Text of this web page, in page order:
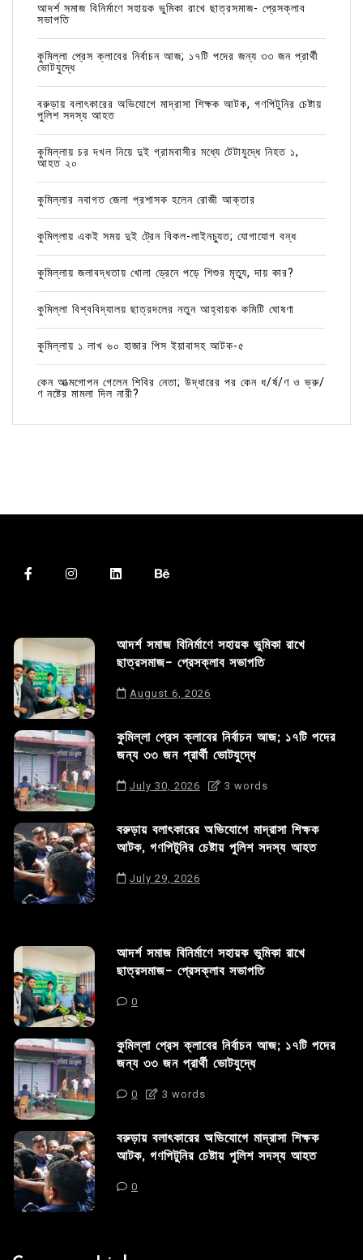
আদর্শ সমাজ বিনির্মাণে সহায়ক ভুমিকা রাখে ছাত্রসমাজ- প্রেসক্লাব
সভাপতি
কুমিল্লা প্রেস ক্লাবের নির্বাচন আজ; ১৭টি পদের জন্য ৩৩ জন প্রার্থী
ভোটযুদ্ধে
বরুড়ায় বলাৎকারের অভিযোগে মাদ্রাসা শিক্ষক আটক, গণপিটুনির চেষ্টায়
পুলিশ সদস্য আহত
কুমিল্লায় চর দখল নিয়ে দুই গ্রামবাসীর মধ্যে টেটাযুদ্ধে নিহত ১,
আহত ২০
কুমিল্লার নবাগত জেলা প্রশাসক হলেন রোজী আক্তার
কুমিল্লায় একই সময় দুই ট্রেন বিকল-লাইনচ্যুত; যোগাযোগ বন্ধ
কুমিল্লায় জলাবদ্ধতায় খোলা ড্রেনে পড়ে শিশুর মৃত্যু, দায় কার?
কুমিল্লা বিশ্ববিদ্যালয় ছাত্রদলের নতুন আহ্বায়ক কমিটি ঘোষণা
কুমিল্লায় ১ লাখ ৬০ হাজার পিস ইয়াবাসহ আটক-৫
কেন আত্মগোপন গেলেন শিবির নেতা; উদ্ধারের পর কেন ধ/র্ষ/ণ ও ভ্রু/
ণ নষ্টের মামলা দিল নারী?
আদর্শ সমাজ বিনির্মাণে সহায়ক ভুমিকা রাখে
ছাত্রসমাজ- প্রেসক্লাব সভাপতি
August 6, 2026
কুমিল্লা প্রেস ক্লাবের নির্বাচন আজ; ১৭টি পদের
জন্য ৩৩ জন প্রার্থী ভোটযুদ্ধে
July 30, 2026 3 words
বরুড়ায় বলাৎকারের অভিযোগে মাদ্রাসা শিক্ষক
আটক, গণপিটুনির চেষ্টায় পুলিশ সদস্য আহত
July 29, 2026
আদর্শ সমাজ বিনির্মাণে সহায়ক ভুমিকা রাখে
ছাত্রসমাজ- প্রেসক্লাব সভাপতি
0
কুমিল্লা প্রেস ক্লাবের নির্বাচন আজ; ১৭টি পদের
জন্য ৩৩ জন প্রার্থী ভোটযুদ্ধে
0 3 words
বরুড়ায় বলাৎকারের অভিযোগে মাদ্রাসা শিক্ষক
আটক, গণপিটুনির চেষ্টায় পুলিশ সদস্য আহত
0